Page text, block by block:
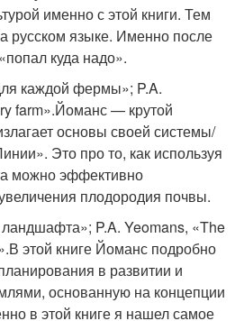
именно с этой книги. Тем
русском языке. Именно после
«попал куда надо».
каждой фермы»; P.A.
farm».Йоманс — крутой
основы своей системы/
Это про то, как используя
можно эффективно
плодородия почвы.
P.A. Yeomans, «The
этой книге Йоманс подробно
в развитии и
основанную на концепции
в этой книге я нашел самое